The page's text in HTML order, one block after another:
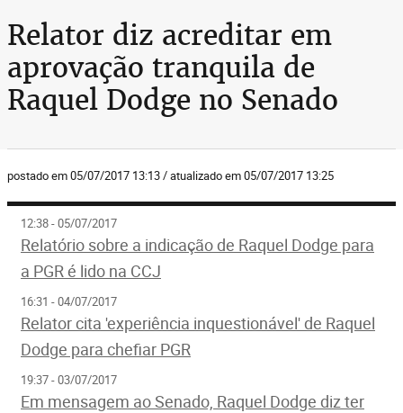
Relator diz acreditar em
aprovação tranquila de
Raquel Dodge no Senado
postado em 05/07/2017 13:13 / atualizado em 05/07/2017 13:25
12:38 - 05/07/2017
Relatório sobre a indicação de Raquel Dodge para
a PGR é lido na CCJ
16:31 - 04/07/2017
Relator cita 'experiência inquestionável' de Raquel
Dodge para chefiar PGR
19:37 - 03/07/2017
Em mensagem ao Senado, Raquel Dodge diz ter